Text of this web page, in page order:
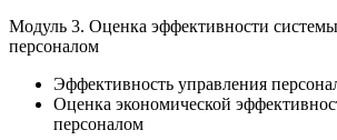
Модуль 3. Оценка эффективности
персоналом
Эффективность управления
Оценка экономической
персоналом